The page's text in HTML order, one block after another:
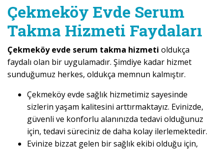
Çekmeköy Evde Serum
Takma Hizmeti Faydaları
Çekmeköy evde serum takma hizmeti oldukça
faydalı olan bir uygulamadır. Şimdiye kadar hizmet
sunduğumuz herkes, oldukça memnun kalmıştır.
Çekmeköy evde sağlık hizmetimiz sayesinde
sizlerin yaşam kalitesini arttırmaktayız. Evinizde,
güvenli ve konforlu alanınızda tedavi olduğunuz
için, tedavi süreciniz de daha kolay ilerlemektedir.
Evinize bizzat gelen bir sağlık ekibi olduğu için,